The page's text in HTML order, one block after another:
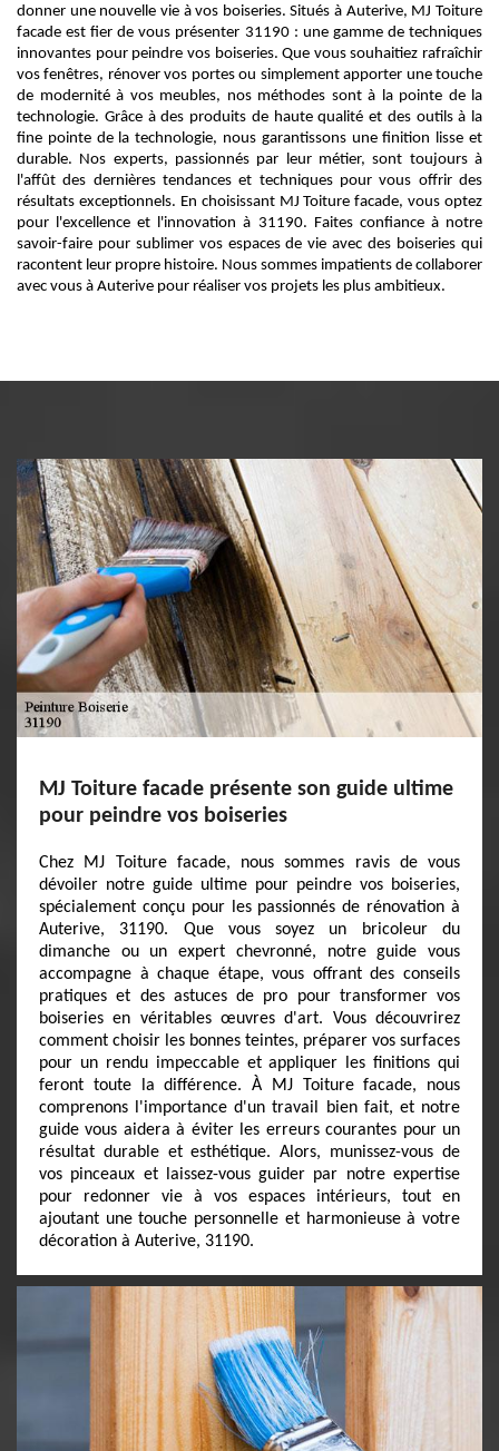
donner une nouvelle vie à vos boiseries. Situés à Auterive, MJ Toiture
facade est fier de vous présenter 31190 : une gamme de techniques
innovantes pour peindre vos boiseries. Que vous souhaitiez rafraîchir
vos fenêtres, rénover vos portes ou simplement apporter une touche
de modernité à vos meubles, nos méthodes sont à la pointe de la
technologie. Grâce à des produits de haute qualité et des outils à la
fine pointe de la technologie, nous garantissons une finition lisse et
durable. Nos experts, passionnés par leur métier, sont toujours à
l'affût des dernières tendances et techniques pour vous offrir des
résultats exceptionnels. En choisissant MJ Toiture facade, vous optez
pour l'excellence et l'innovation à 31190. Faites confiance à notre
savoir-faire pour sublimer vos espaces de vie avec des boiseries qui
racontent leur propre histoire. Nous sommes impatients de collaborer
avec vous à Auterive pour réaliser vos projets les plus ambitieux.
MJ Toiture facade présente son guide ultime
pour peindre vos boiseries
Chez MJ Toiture facade, nous sommes ravis de vous
dévoiler notre guide ultime pour peindre vos boiseries,
spécialement conçu pour les passionnés de rénovation à
Auterive, 31190. Que vous soyez un bricoleur du
dimanche ou un expert chevronné, notre guide vous
accompagne à chaque étape, vous offrant des conseils
pratiques et des astuces de pro pour transformer vos
boiseries en véritables œuvres d'art. Vous découvrirez
comment choisir les bonnes teintes, préparer vos surfaces
pour un rendu impeccable et appliquer les finitions qui
feront toute la différence. À MJ Toiture facade, nous
comprenons l'importance d'un travail bien fait, et notre
guide vous aidera à éviter les erreurs courantes pour un
résultat durable et esthétique. Alors, munissez-vous de
vos pinceaux et laissez-vous guider par notre expertise
pour redonner vie à vos espaces intérieurs, tout en
ajoutant une touche personnelle et harmonieuse à votre
décoration à Auterive, 31190.